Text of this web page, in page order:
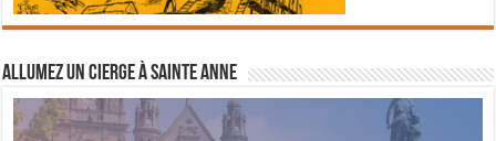
Allumez un cierge à Sainte Anne